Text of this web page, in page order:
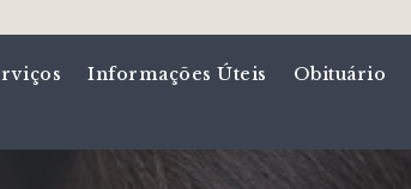
Informações Úteis Obituário